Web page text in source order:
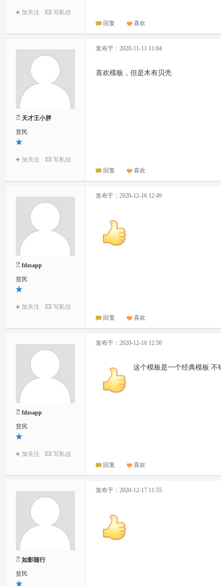
加关注
写私信
回复
喜欢
天才王小胖
贫民
加关注 写私信
发布于：2020-11-11 11:04
喜欢模板，但是木有贝壳
回复 喜欢
fdzsapp
贫民
加关注 写私信
发布于：2020-12-16 12:49
回复 喜欢
fdzsapp
贫民
加关注 写私信
发布于：2020-12-16 12:50
这个模板是一个经典模板 不
回复 喜欢
如影随行
贫民
发布于：2020-12-17 11:55